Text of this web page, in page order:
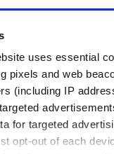
uses essential
pixels and web
(including IP
for targeted
opt-out of each